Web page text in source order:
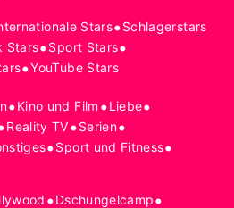
Stars•Schlagerstars
Stars•Sport Stars•
•YouTube Stars
•Kino und Film •Liebe•
Reality TV•Serien•
•Sport und Fitness•
•Dschungelcamp•